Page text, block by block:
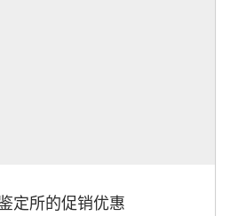
定所的促销优惠